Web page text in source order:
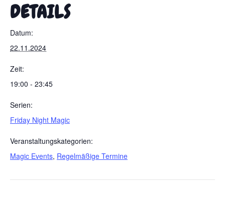
DETAILS
Datum:
22.11.2024
Zeit:
19:00 - 23:45
Serien:
Friday Night Magic
Veranstaltungskategorien:
Magic Events, Regelmäßige Termine